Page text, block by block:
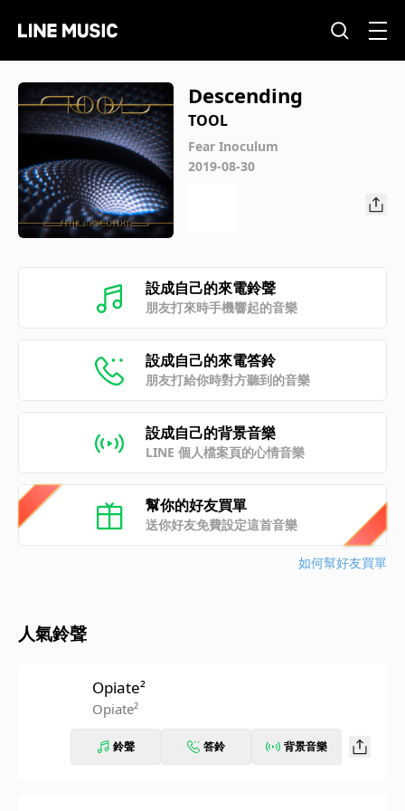
Descending
TOOL
Fear Inoculum
2019-08-30
設成自己的來電鈴聲
朋友打來時手機響起的音樂
設成自己的來電答鈴
朋友打給你時對方聽到的音樂
設成自己的背景音樂
LINE 個人檔案頁的心情音樂
幫你的好友買單
送你好友免費設定這首音樂
如何幫好友買單
人氣鈴聲
Opiate²
Opiate²
鈴聲 答鈴 背景音樂